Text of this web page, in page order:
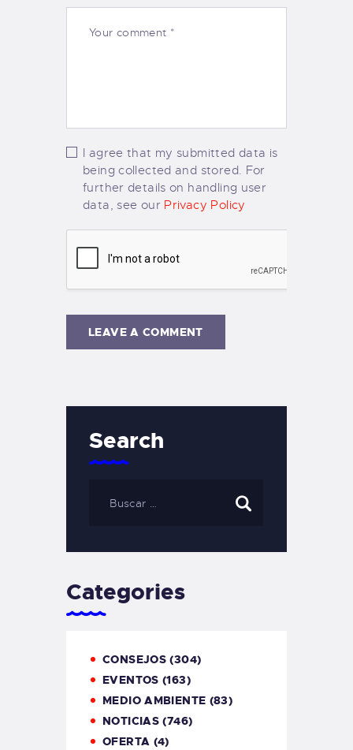
I agree that my submitted data is
being collected and stored. For
further details on handling user
data, see our Privacy Policy
Search
Categories
CONSEJOS (304)
EVENTOS (163)
MEDIO AMBIENTE (83)
NOTICIAS (746)
OFERTA (4)